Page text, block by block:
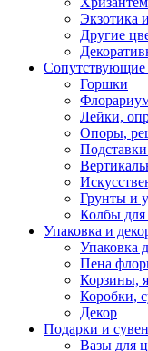
Экзотика
Другие
Сопутствующие
Горшки
Лейки,
Опоры,
Грунты и
Колбы для
Упаковка и
Упаковка
Пена
Корзины,
Коробки,
Декор
Подарки и
Вазы для